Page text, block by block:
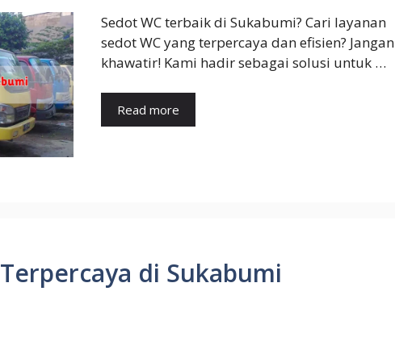
Sedot WC terbaik di Sukabumi? Cari layanan
sedot WC yang terpercaya dan efisien? Jangan
khawatir! Kami hadir sebagai solusi untuk …
Read more
di Sukabumi